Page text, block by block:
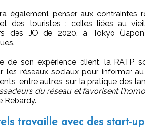
également penser aux contraintes
des touristes : celles liées au
des JO de 2020, à Tokyo
de son expérience client, la RATP
les réseaux sociaux pour informer
entre autres, sur la pratique des
du réseau et favorisent
Rebardy.
travaille avec des start-up